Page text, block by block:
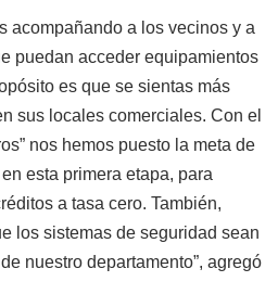
acompañando a los vecinos y a
puedan acceder equipamientos
es que se sientas más
sus locales comerciales. Con el
nos hemos puesto la meta de
en esta primera etapa, para
a tasa cero. También,
los sistemas de seguridad sean
nuestro departamento”, agregó